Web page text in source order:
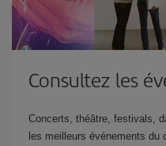
Consultez les
Concerts, théâtre, festivals,
les meilleurs événements du